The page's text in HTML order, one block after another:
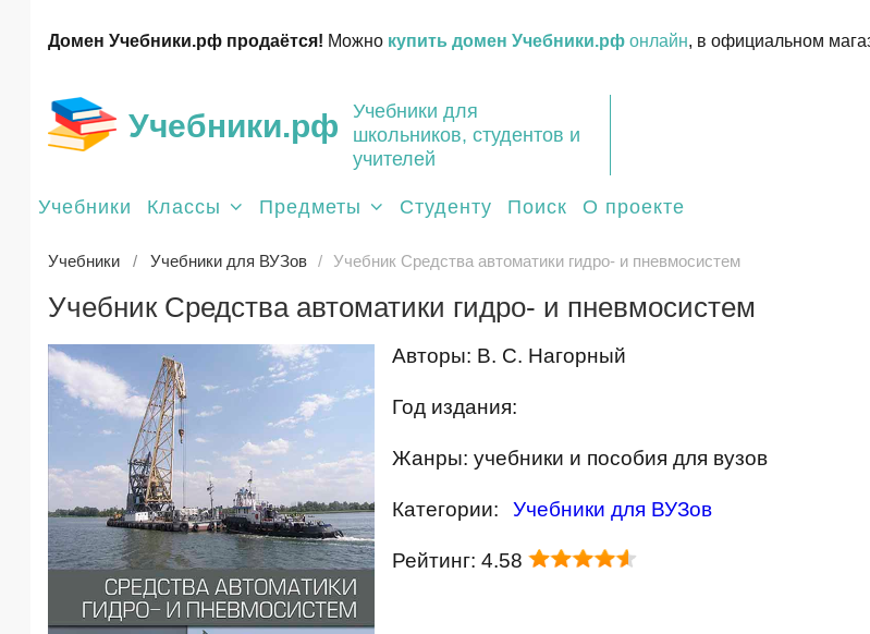
Домен Учебники.рф продаётся! Можно купить домен Учебники.рф онлайн, в официальном
Учебники.рф
Учебники для
школьников, студентов и
учителей
Учебники Классы Предметы Студенту Поиск О проекте
Учебники Учебники для ВУЗов Учебник Средства автоматики гидро- и пневмосистем
Учебник Средства автоматики гидро- и пневмосистем
Авторы: В. С. Нагорный
Год издания:
Жанры: учебники и пособия для вузов
Категории: Учебники для ВУЗов
Рейтинг: 4.58